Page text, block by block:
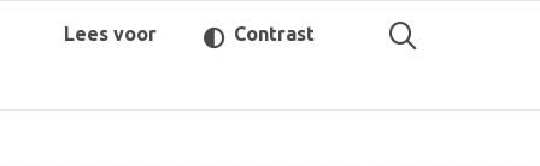
Lees voor Contrast